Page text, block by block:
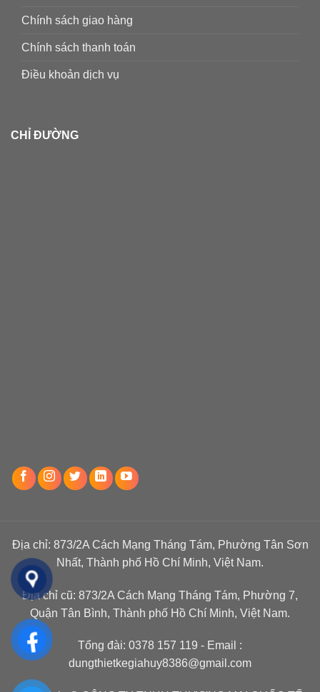
Chính sách giao hàng
Chính sách thanh toán
Điều khoản dịch vụ
CHỈ ĐƯỜNG
Địa chỉ: 873/2A Cách Mạng Tháng Tám, Phường Tân Sơn
Nhất, Thành phố Hồ Chí Minh, Việt Nam.
Địa chỉ cũ: 873/2A Cách Mạng Tháng Tám, Phường 7,
Quận Tân Bình, Thành phố Hồ Chí Minh, Việt Nam.
Tổng đài: 0378 157 119 - Email :
dungthietkegiahuy8386@gmail.com